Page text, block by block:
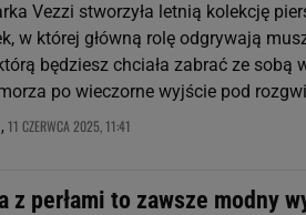
Vezzi stworzyła letnią kolekcję
w której główną rolę odgrywają
będziesz chciała zabrać ze sobą
po wieczorne wyjście pod
11 CZERWCA 2025, 11:41
z perłami to zawsze modny